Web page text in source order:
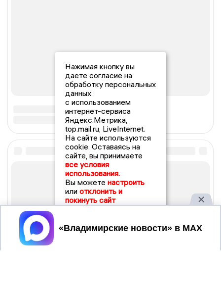
Нажимая кнопку вы
даете согласие на
обработку персональных
данных
с использованием
интернет-сервиса
Яндекс.Метрика,
top.mail.ru, LiveInternet.
На сайте используются
cookie. Оставаясь на
сайте, вы принимаете
все условия
использования.
Вы можете настроить
или отклонить и
покинуть сайт
Принять